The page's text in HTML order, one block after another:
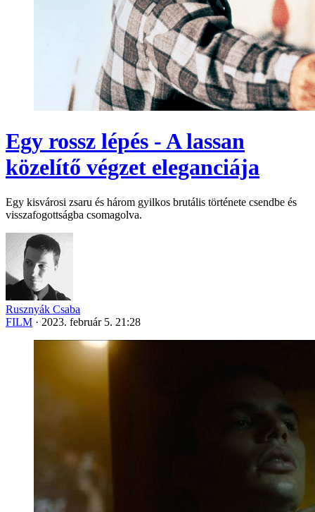
Egy rossz lépés - A lassan
közelítő végzet eleganciája
Egy kisvárosi zsaru és három gyilkos brutális története csendbe és
visszafogottságba csomagolva.
Rusznyák Csaba
FILM · 2023. február 5. 21:28